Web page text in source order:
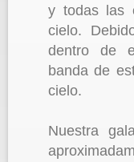
y todas las
cielo.
dentro de
banda de
cielo.
Nuestra